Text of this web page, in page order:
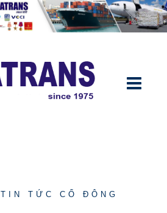
TIN TỨC CỔ ĐÔNG